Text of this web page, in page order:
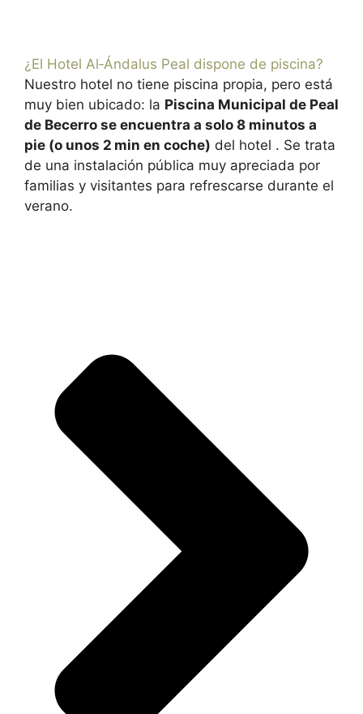
¿El Hotel Al‑Ándalus Peal dispone de piscina?
Nuestro hotel no tiene piscina propia, pero está
muy bien ubicado: la Piscina Municipal de Peal
de Becerro se encuentra a solo 8 minutos a
pie (o unos 2 min en coche) del hotel . Se trata
de una instalación pública muy apreciada por
familias y visitantes para refrescarse durante el
verano.